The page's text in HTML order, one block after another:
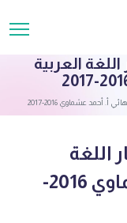
العربية
أ. أحمد عشماوي 2016-2017
اللغة
العربية النهائي أ. أحمد عشماوي 2016-